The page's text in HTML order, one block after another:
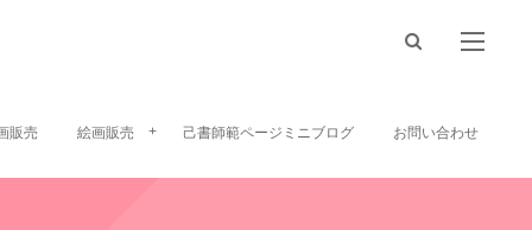
販売 絵画販売 己書師範ページミニブログ お問い合わせ